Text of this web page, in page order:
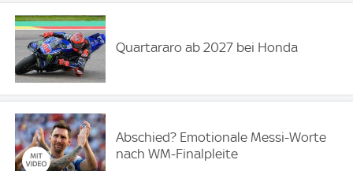
Quartararo ab 2027 bei Honda
Abschied? Emotionale Messi-Worte
nach WM-Finalpleite